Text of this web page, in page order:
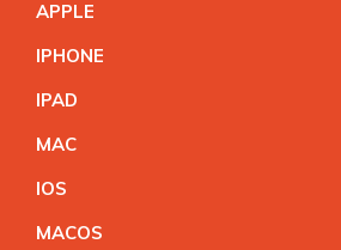
APPLE
IPHONE
IPAD
MAC
IOS
MACOS